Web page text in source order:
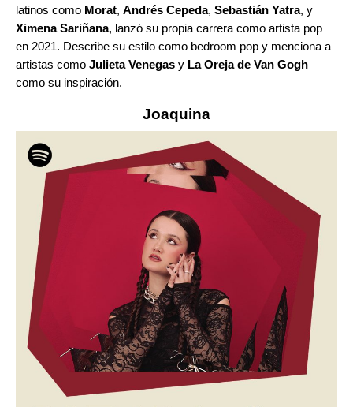
latinos como Morat, Andrés Cepeda, Sebastián Yatra, y
Ximena Sariñana, lanzó su propia carrera como artista pop
en 2021. Describe su estilo como bedroom pop y menciona a
artistas como Julieta Venegas y La Oreja de Van Gogh
como su inspiración.
Joaquina